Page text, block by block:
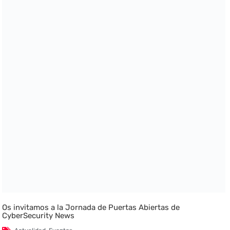
Os invitamos a la Jornada de Puertas Abiertas de
CyberSecurity News